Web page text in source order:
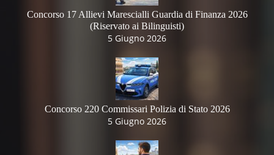
Concorso 17 Allievi Marescialli Guardia di Finanza 2026
(Riservato ai Bilinguisti)
5 Giugno 2026
Concorso 220 Commissari Polizia di Stato 2026
5 Giugno 2026